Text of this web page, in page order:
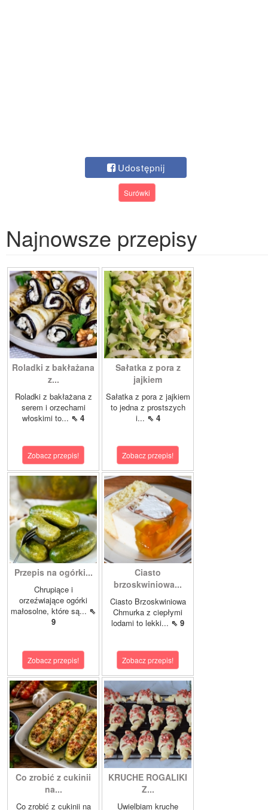
Udostępnij
Surówki
Najnowsze przepisy
Roladki z bakłażana
z...
Roladki z bakłażana z
serem i orzechami
włoskimi to... ⇖ 4
Zobacz przepis!
Sałatka z pora z
jajkiem
Sałatka z pora z jajkiem
to jedna z prostszych
i... ⇖ 4
Zobacz przepis!
Przepis na ogórki...
Chrupiące i
orzeźwiające ogórki
małosolne, które są... ⇖
9
Zobacz przepis!
Ciasto
brzoskwiniowa...
Ciasto Brzoskwiniowa
Chmurka z ciepłymi
lodami to lekki... ⇖ 9
Zobacz przepis!
Co zrobić z cukinii
na...
Co zrobić z cukinii na
KRUCHE ROGALIKI
Z...
Uwielbiam kruche